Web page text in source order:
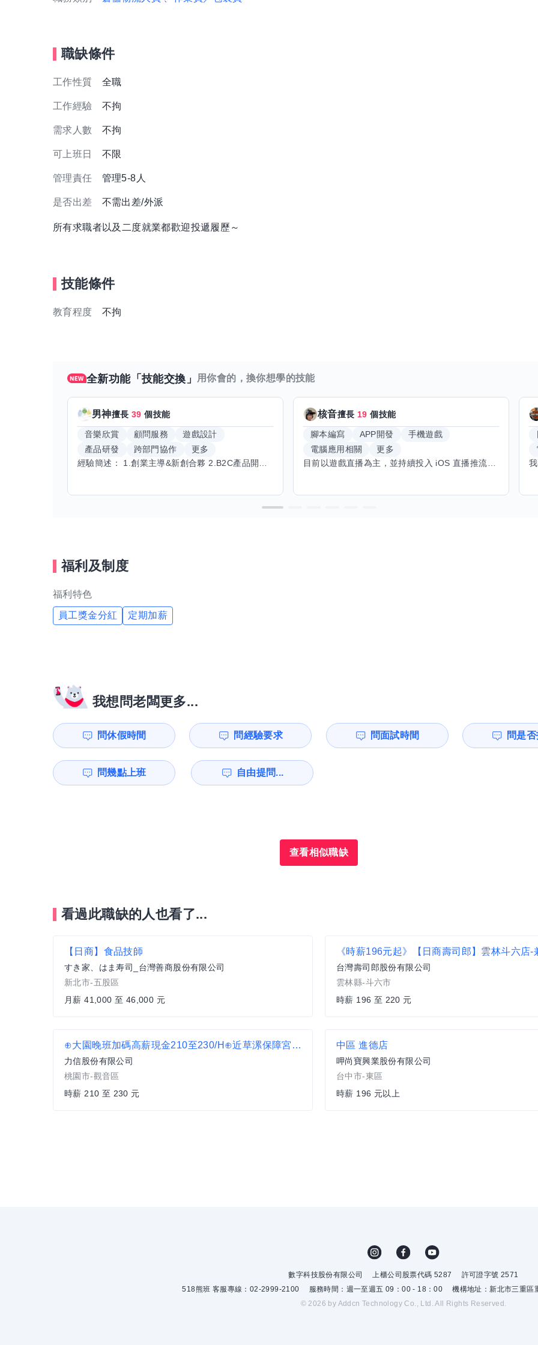
職缺條件
工作性質 全職
工作經驗 不拘
需求人數 不拘
可上班日 不限
管理責任 管理5-8人
是否出差 不需出差/外派
所有求職者以及二度就業都歡迎投遞履歷～
技能條件
教育程度 不拘
全新功能「技能交換」 用你會的，換你想學的技能
男神擅長39 個技能
音樂欣賞 顧問服務
遊戲設計
產品研發
跨部門協作
更多
經驗簡述： 1.創業主導&新創合夥 2.B2C產品開發運營一條龍 3.AI應用開發與量化研究新創 標籤話題都可以聊，開放交流 找尋共同創業機會，亦歡迎新創收編
核音擅長 19 個技能
腳本編寫 APP開發
手機遊戲
電腦應用相關
更多
目前以遊戲直播為主，並持續投入 iOS 直播推流應用開發。對直播技術、影音串流、AI 應用、內容創作與產品設計有濃厚興趣，平時透過實作累積開發經驗，也持續學習 Godot 遊戲開發、影音剪輯、音樂創作與編曲等相關技術。 希望透過技能交換認識不同背景的夥伴，一起交流開發經驗、Side Project、AI 工作流程、內容創作與職涯發展。如果你也對程式開發、直播技術、設計、美術、Cosplay、造型、化妝、攝影、影音製作、音樂創作等領域有興趣，都很歡迎交流，彼此分享經驗、互相學習，一起成長。
福利及制度
福利特色
員工獎金分紅 定期加薪
我想問老闆更多...
問休假時間 問經驗要求 問面試時間 問是
問幾點上班 自由提問...
查看相似職缺
看過此職缺的人也看了...
【日商】食品技師
すき家、はま寿司_台灣善商股份有限公司
新北市-五股區
月薪 41,000 至 46,000 元
台灣壽司郎股份有限公司
雲林縣-斗六市
時薪 196 至 220 元
⊕大園晚班加碼高薪現金210至230/H⊕近草漯保障宮⊕晚班大夜理貨員 B2
力信股份有限公司
桃園市-觀音區
時薪 210 至 230 元
中區 進德店
呷尚寶興業股份有限公司
台中市-東區
時薪 196 元以上
數字科技股份有限公司 上櫃公司股票代碼 5287
許可證字號 2571
518熊班 客服專線：02-2999-2100
服務時間：週一至週五 09：00 - 18：00
機構地址：新北市三重
© 2026 by Addcn Technology Co., Ltd. All Rights Reserved.